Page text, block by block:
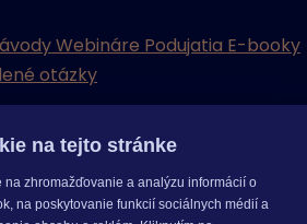
Webináre Podujatia E-booky
otázky
Právne dokumenty
Odporúčaná
verziíMobilné aplikácie
na tejto stránke
zhromažďovanie a analýzu informácií o
na poskytovanie funkcií sociálnych médií a